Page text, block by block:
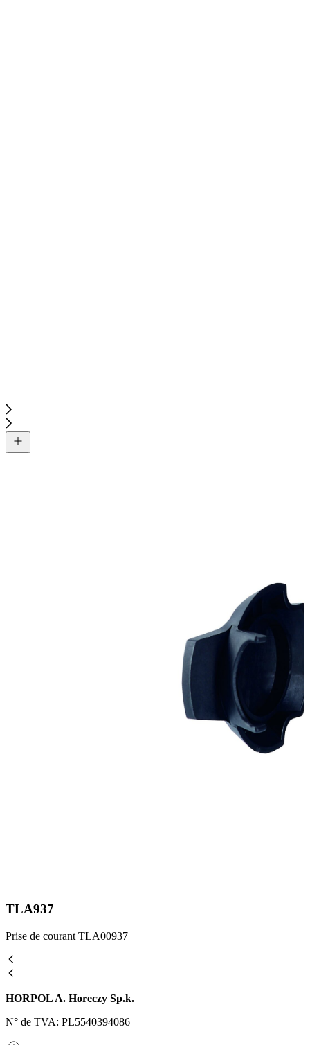
TLA937
Prise de courant TLA00937
HORPOL A. Horeczy Sp.k.
N° de TVA: PL5540394086